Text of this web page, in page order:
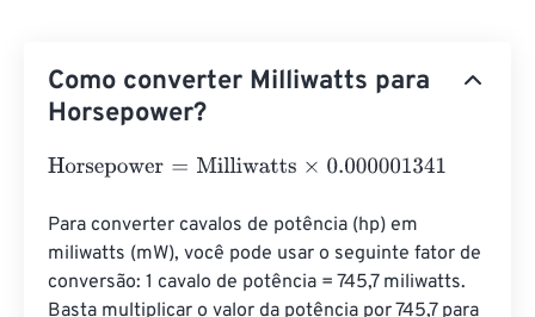
Como converter Milliwatts para
Horsepower?
Horsepower= Milliwatts×0.000001341
Para converter cavalos de potência (hp) em
miliwatts (mW), você pode usar o seguinte fator de
conversão: 1 cavalo de potência = 745,7 miliwatts.
Basta multiplicar o valor da potência por 745,7 para